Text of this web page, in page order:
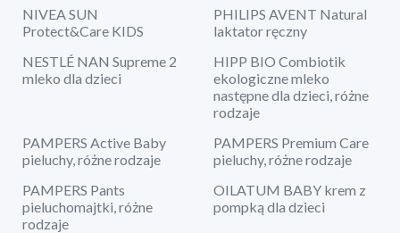
NIVEA SUN
Protect&Care KIDS
PHILIPS AVENT Natural
laktator ręczny
NESTLÉ NAN Supreme 2
mleko dla dzieci
HIPP BIO Combiotik
ekologiczne mleko
następne dla dzieci, różne
rodzaje
PAMPERS Active Baby
pieluchy, różne rodzaje
PAMPERS Premium Care
pieluchy, różne rodzaje
PAMPERS Pants
pieluchomajtki, różne
rodzaje
OILATUM BABY krem z
pompką dla dzieci